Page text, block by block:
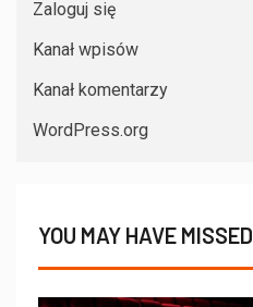
Zaloguj się
Kanał wpisów
Kanał komentarzy
WordPress.org
YOU MAY HAVE MISSED